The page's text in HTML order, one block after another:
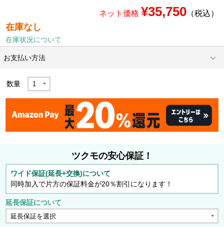
ネット価格 ¥35,750（税込）
在庫なし
在庫状況について
お支払い方法
数量
ツクモの安心保証！
ワイド保証(延長+交換)について
同時加入で片方の保証料金が20％割引になります！
延長保証について